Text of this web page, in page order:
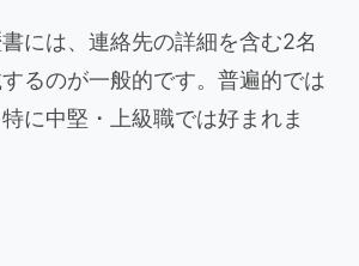
には、連絡先の詳細を含む2名
るのが一般的です。普遍的では
に中堅・上級職では好まれま